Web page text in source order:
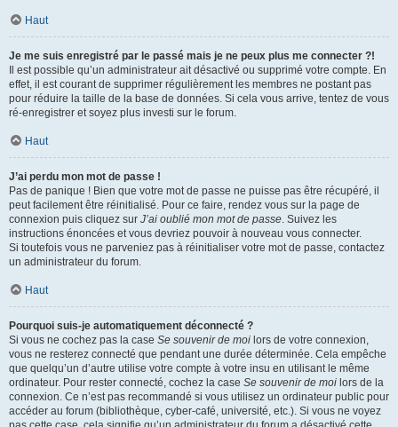
Haut
Je me suis enregistré par le passé mais je ne peux plus me connecter ?!
Il est possible qu’un administrateur ait désactivé ou supprimé votre compte. En
effet, il est courant de supprimer régulièrement les membres ne postant pas
pour réduire la taille de la base de données. Si cela vous arrive, tentez de vous
ré-enregistrer et soyez plus investi sur le forum.
Haut
J’ai perdu mon mot de passe !
Pas de panique ! Bien que votre mot de passe ne puisse pas être récupéré, il
peut facilement être réinitialisé. Pour ce faire, rendez vous sur la page de
connexion puis cliquez sur J’ai oublié mon mot de passe. Suivez les
instructions énoncées et vous devriez pouvoir à nouveau vous connecter.
Si toutefois vous ne parveniez pas à réinitialiser votre mot de passe, contactez
un administrateur du forum.
Haut
Pourquoi suis-je automatiquement déconnecté ?
Si vous ne cochez pas la case Se souvenir de moi lors de votre connexion,
vous ne resterez connecté que pendant une durée déterminée. Cela empêche
que quelqu’un d’autre utilise votre compte à votre insu en utilisant le même
ordinateur. Pour rester connecté, cochez la case Se souvenir de moi lors de la
connexion. Ce n’est pas recommandé si vous utilisez un ordinateur public pour
accéder au forum (bibliothèque, cyber-café, université, etc.). Si vous ne voyez